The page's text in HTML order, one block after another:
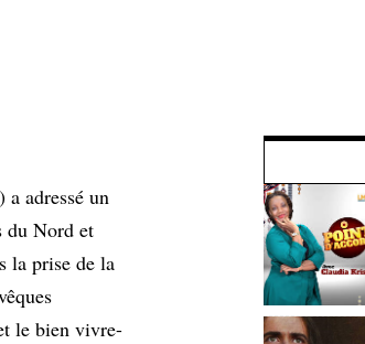
adressé un
du Nord et
la prise de la
le bien vivre-